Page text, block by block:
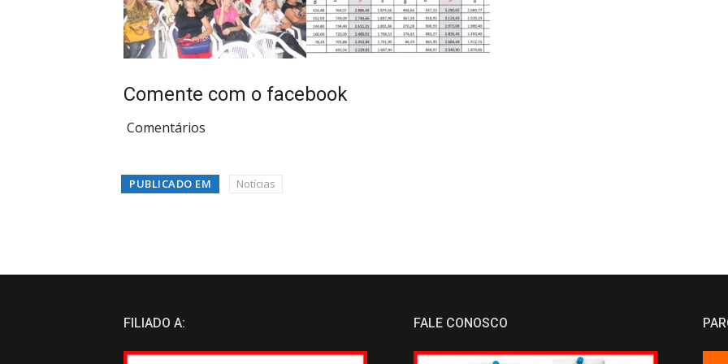
Comente com o facebook
Comentários
PUBLICADO EM Notícias
FILIADO A: FALE CONOSCO